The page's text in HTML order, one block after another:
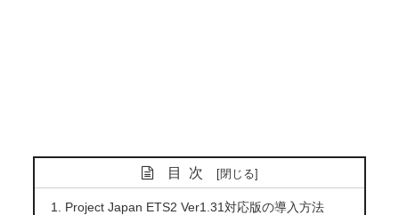
目次
Project Japan ETS2 Ver1.31対応版の導入方法